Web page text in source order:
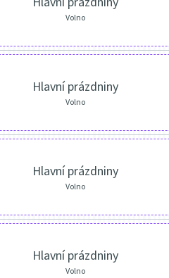
Volno
Hlavní prázdniny
Volno
Hlavní prázdniny
Volno
Hlavní prázdniny
Volno